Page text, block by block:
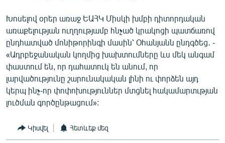
Խոսելով օրեր առաջ ԵԱՀԿ Միսկի խմբի դիտորդական
առաքելության ուղղությամբ հնչած կրակոցի պատճառով
ընդհատված մոնիթորինգի մասին՝ Օհանյանն ընդգծեց․ -
«Ադրբեջանական կողմից խախտումները ևս մեկ անգամ
փաստում են, որ դահատուկ են անում, որ
լարվածությունը շարունակական լինի ու փորձեն այդ
կերպ ինչ-որ փոփոխություններ մտցնել հակամարտւթյան
լուծման գործընթացում»:
Կիսվել Հետևեք մեզ